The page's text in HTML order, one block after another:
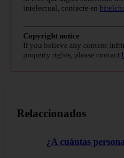
intelectual, contacte en
Copyright notice
If you believe any content
property rights, please contact
Relaccionados
¿A cuántas